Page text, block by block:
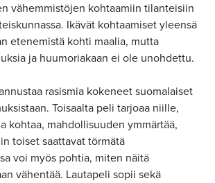
vähemmistöjen kohtaamiin tilanteisiin
Ikävät kohtaamiset yleensä
etenemistä kohti maalia, mutta
ja huumoriakaan ei ole unohdettu.
rasismia kokeneet suomalaiset
Toisaalta peli tarjoaa niille,
kohtaa, mahdollisuuden ymmärtää,
toiset saattavat törmätä
voi myös pohtia, miten näitä
vähentää. Lautapeli sopii sekä